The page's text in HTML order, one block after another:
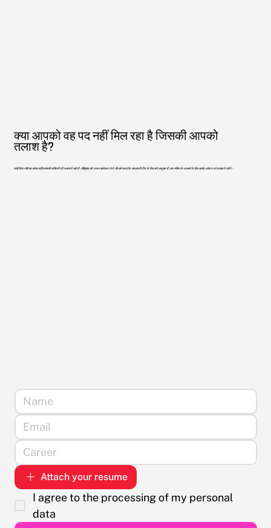
क्या आपको वह पद नहीं मिल रहा है जिसकी आपको
तलाश है?
कोई चिंता नहीं! हम हमेशा प्रतिभाशाली व्यक्तियों की तलाश में रहते हैं। बेझिझक हमें अपना बायोडाटा भेजें और हमें बताएं कि आप हमारी टीम के लिए क्यों उपयुक्त हैं। हम भविष्य के अवसरों के लिए आपके आवेदन को फ़ाइल में रखेंगे।
Attach your resume
I agree to the processing of my personal
data